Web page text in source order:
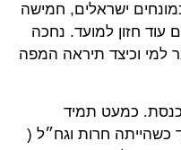
ישראלים, חמישה
עוד חזון למועד. נחכה
למי וכיצד תיראה המפה
כ-20 פעמים לכנסת. כמעט תמיד
כשהייתה חרות וגח״ל (